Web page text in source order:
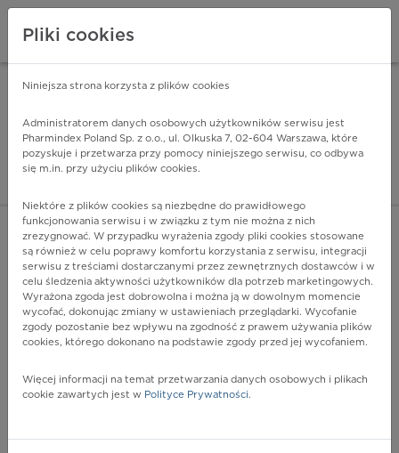
Pharmindex - lider
ZALOGUJ SIĘ
POKAŻ FILTRY
Pharmindex
Pliki cookies
Niniejsza strona korzysta z plików cookies
Administratorem danych osobowych użytkowników serwisu jest
Pharmindex Poland Sp. z o.o., ul. Olkuska 7, 02-604 Warszawa, które
pozyskuje i przetwarza przy pomocy niniejszego serwisu, co odbywa
się m.in. przy użyciu plików cookies.
Niektóre z plików cookies są niezbędne do prawidłowego
funkcjonowania serwisu i w związku z tym nie można z nich
zrezygnować. W przypadku wyrażenia zgody pliki cookies stosowane
są również w celu poprawy komfortu korzystania z serwisu, integracji
serwisu z treściami dostarczanymi przez zewnętrznych dostawców i w
celu śledzenia aktywności użytkowników dla potrzeb marketingowych.
Wyrażona zgoda jest dobrowolna i można ją w dowolnym momencie
wycofać, dokonując zmiany w ustawieniach przeglądarki. Wycofanie
zgody pozostanie bez wpływu na zgodność z prawem używania plików
cookies, którego dokonano na podstawie zgody przed jej wycofaniem.
Więcej informacji na temat przetwarzania danych osobowych i plikach
cookie zawartych jest w Polityce Prywatności.
ZA DARMO - w Google Play INSTALUJ